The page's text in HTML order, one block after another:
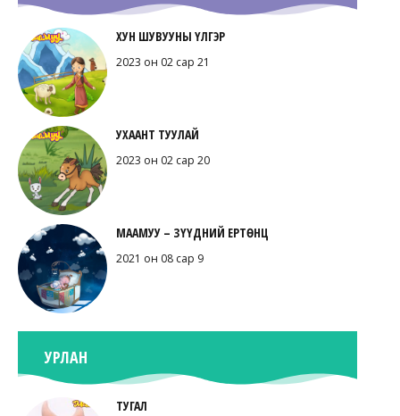
ХУН ШУВУУНЫ ҮЛГЭР
2023 он 02 сар 21
УХААНТ ТУУЛАЙ
2023 он 02 сар 20
МААМУУ – ЗҮҮДНИЙ ЕРТӨНЦ
2021 он 08 сар 9
УРЛАН
ТУГАЛ